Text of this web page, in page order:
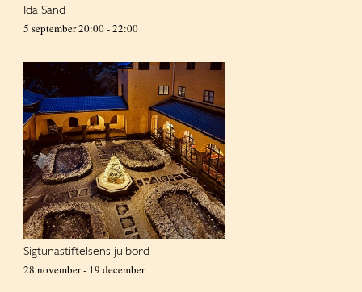
Ida Sand
5 september 20:00-22:00
Sigtunastiftelsens julbord
28 november- 19 december